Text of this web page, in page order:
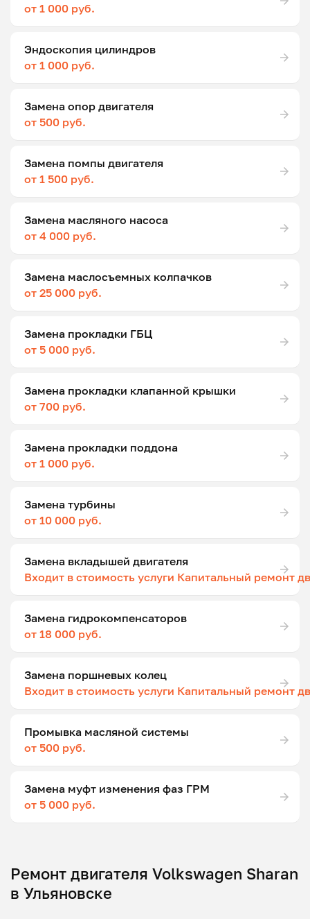
от 1 000 руб.
Эндоскопия цилиндров
от 1 000 руб.
Замена опор двигателя
от 500 руб.
Замена помпы двигателя
от 1 500 руб.
Замена масляного насоса
от 4 000 руб.
Замена маслосъемных колпачков
от 25 000 руб.
Замена прокладки ГБЦ
от 5 000 руб.
Замена прокладки клапанной крышки
от 700 руб.
Замена прокладки поддона
от 1 000 руб.
Замена турбины
от 10 000 руб.
Замена вкладышей двигателя
Входит в стоимость услуги Капитальный ремонт
Замена гидрокомпенсаторов
от 18 000 руб.
Замена поршневых колец
Входит в стоимость услуги Капитальный ремонт
Промывка масляной системы
от 500 руб.
Замена муфт изменения фаз ГРМ
от 5 000 руб.
Ремонт двигателя Volkswagen Sharan
в Ульяновске